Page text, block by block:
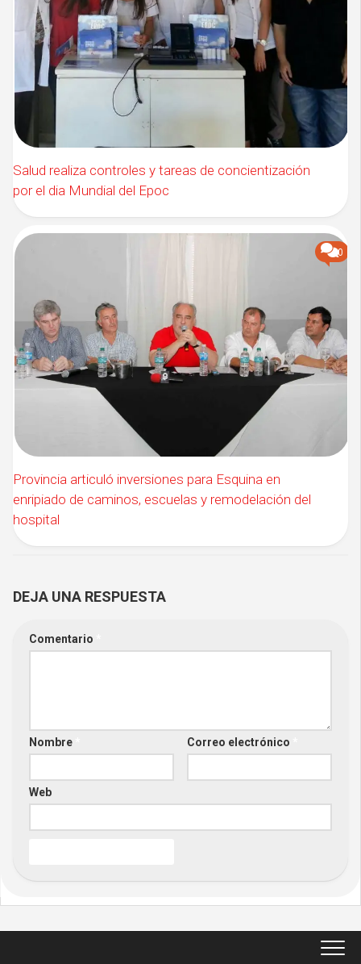
Salud realiza controles y tareas de concientización
por el dia Mundial del Epoc
0
Provincia articuló inversiones para Esquina en
enripiado de caminos, escuelas y remodelación del
hospital
DEJA UNA RESPUESTA
Comentario
Nombre Correo electrónico
Web